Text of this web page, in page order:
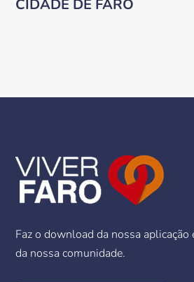
CIDADE DE FARO
Faz o download da nossa
da nossa comunidade.